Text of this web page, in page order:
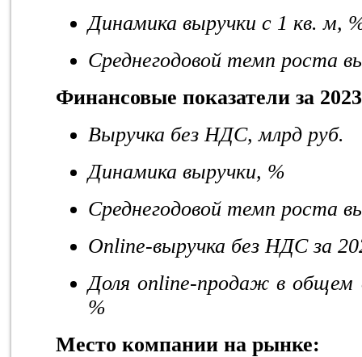
Динамика выручки с 1 кв. м,
Среднегодовой темп роста
Финансовые показатели за 202
Выручка без НДС, млрд руб.
Динамика выручки, %
Среднегодовой темп роста
Online-выручка без НДС за
Доляonline-продаж в общем
%
Место компании на рынке: